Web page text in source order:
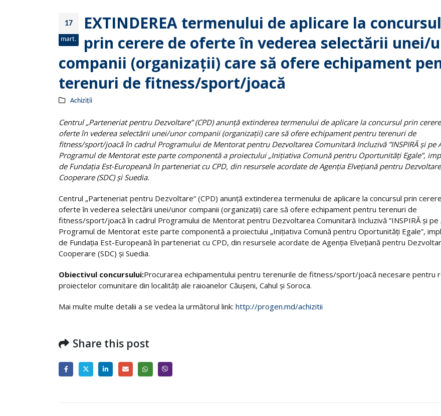
17
mart.
EXTINDEREA termenului de aplicare la concursul
prin cerere de oferte în vederea selectării unei/
companii (organizaţii) care să ofere echipament
terenuri de fitness/sport/joacă
Achiziții
Centrul „Parteneriat pentru Dezvoltare” (CPD) anunţă extinderea termenului de aplicare la concursul prin
oferte în vederea selectării unei/unor companii (organizaţii) care să ofere echipament pentru terenuri de
fitness/sport/joacă în cadrul Programului de Mentorat pentru Dezvoltarea Comunitară Incluzivă ”INSPIRĂ și pe
Programul de Mentorat este parte componentă a proiectului „Iniţiativa Comună pentru Oportunităţi Egale”,
de Fundaţia Est-Europeană în parteneriat cu CPD, din resursele acordate de Agenţia Elveţiană pentru
Cooperare (SDC) şi Suedia.
Centrul „Parteneriat pentru Dezvoltare” (CPD) anunţă extinderea termenului de aplicare la concursul prin
oferte în vederea selectării unei/unor companii (organizaţii) care să ofere echipament pentru terenuri de
fitness/sport/joacă în cadrul Programului de Mentorat pentru Dezvoltarea Comunitară Incluzivă ”INSPIRĂ și pe
Programul de Mentorat este parte componentă a proiectului „Iniţiativa Comună pentru Oportunităţi Egale”,
de Fundaţia Est-Europeană în parteneriat cu CPD, din resursele acordate de Agenţia Elveţiană pentru
Cooperare (SDC) şi Suedia.
Obiectivul concursului:Procurarea echipamentului pentru terenurile de fitness/sport/joacă necesare pentru
proiectelor comunitare din localități ale raioanelor Căușeni, Cahul și Soroca.
Mai multe multe detalii a se vedea la următorul link: http://progen.md/achizitii
Share this post